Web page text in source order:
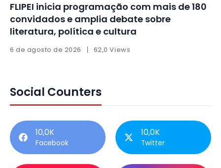
FLIPEI inicia programação com mais de 180
convidados e amplia debate sobre
literatura, política e cultura
6 de agosto de 2026 62,0 Views
Social Counters
10,0K
Facebook
10,0K
Twitter